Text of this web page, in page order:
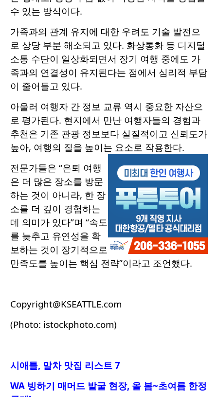
수 있는 방식이다.
가족과의 관계 유지에 대한 우려도 기술 발전으
로 상당 부분 해소되고 있다. 화상통화 등 디지털
소통 수단이 일상화되면서 장기 여행 중에도 가
족과의 연결성이 유지된다는 점에서 심리적 부담
이 줄어들고 있다.
아울러 여행자 간 정보 교류 역시 중요한 자산으
로 평가된다. 현지에서 만난 여행자들의 경험과
추천은 기존 관광 정보보다 실질적이고 신뢰도가
높아, 여행의 질을 높이는 요소로 작용한다.
전문가들은 “은퇴 여행
은 더 많은 장소를 방문
하는 것이 아니라, 한 장
소를 더 깊이 경험하는
데 의미가 있다”며 “속도
를 늦추고 유연성을 확
보하는 것이 장기적으로
만족도를 높이는 핵심 전략”이라고 조언했다.
Copyright@KSEATTLE.com
(Photo: istockphoto.com)
시애틀, 말차 맛집 리스트 7
WA 빙하기 매머드 발굴 현장, 올 봄~초여름 한정